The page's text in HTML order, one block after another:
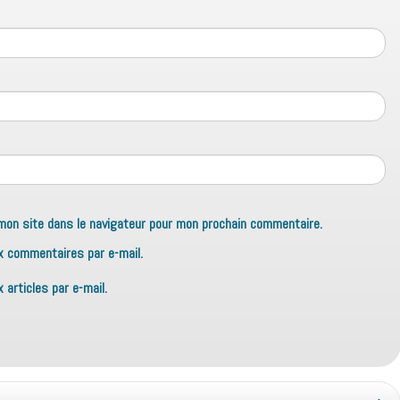
site dans le navigateur pour mon prochain commentaire.
commentaires par e-mail.
articles par e-mail.